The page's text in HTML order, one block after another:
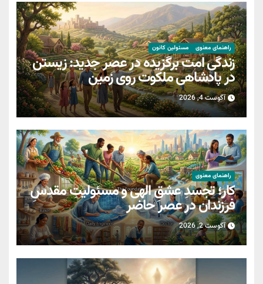
راهنمای معنوی مسئولین کانون
زندگی امت برگزیده در عصر جدید: زیستن
در پادشاهی ملکوت روی زمین
آگوست 4, 2026
راهنمای معنوی
کار؛ تجسدِ عشقِ الهی و مسئولیتِ مقدسِ
فرزندان در عصر حاضر
آگوست 2, 2026